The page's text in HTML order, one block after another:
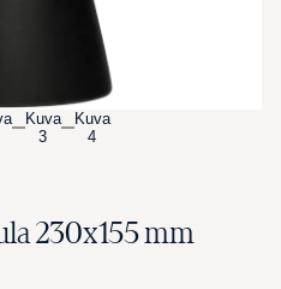
Kuva
3
Kuva
4
230x155 mm